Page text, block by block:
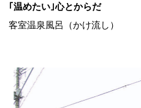
｢温めたい｣心とからだ
客室温泉風呂（かけ流し）